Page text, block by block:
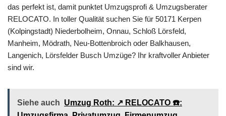
das perfekt ist, damit punktet Umzugsprofi & Umzugsberater
RELOCATO. In toller Qualität suchen Sie für 50171 Kerpen
(Kolpingstadt) Niederbolheim, Onnau, Schloß Lörsfeld,
Manheim, Mödrath, Neu-Bottenbroich oder Balkhausen,
Langenich, Lörsfelder Busch Umzüge? Ihr kraftvoller Anbieter
sind wir.
Siehe auch Umzug Roth: ↗️ RELOCATO ☎️: